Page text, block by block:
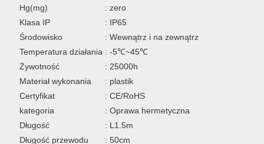
Hg(mg)
: zero
Klasa IP
: IP65
Środowisko
: Wewnątrz i na zewnątrz
Temperatura działania : -5℃~45℃
Żywotność
: 25000h
Materiał wykonania
: plastik
Certyfikat
: CE/RoHS
kategoria
: Oprawa hermetyczna
Długość
: L1.5m
Długość przewodu
: 50cm